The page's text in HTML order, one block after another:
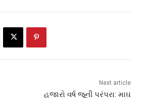
Next article
હજારો વર્ષ જૂની પરંપરા: માઘ